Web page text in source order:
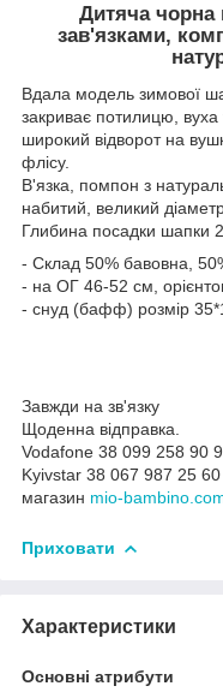
Дитяча чорна
зав'язками,
Вдала модель зимової
закриває потилицю,
широкий відворот на
флісу.
В'язка, помпон з
набитий, великий
Глибина посадки шапки
- Склад 50% бавовна,
- на ОГ 46-52 см,
- снуд (бафф) розмір
Завжди на зв'язку
Щоденна відправка.
Vodafone 38 099 258 90
Kyivstar 38 067 987 25 60
магазин mio-
Приховати
Характеристики
Основні атрибути